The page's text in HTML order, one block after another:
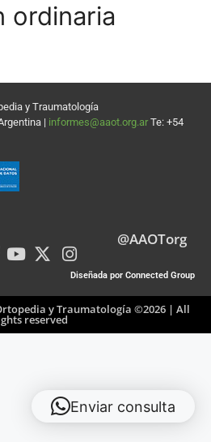
ordinaria
y Traumatología
| informes@aaot.org.ar Te: +54
@AAOTorg
Diseñada por Connected Group
y Traumatología ©2026 | All
reserved
Enviar consulta